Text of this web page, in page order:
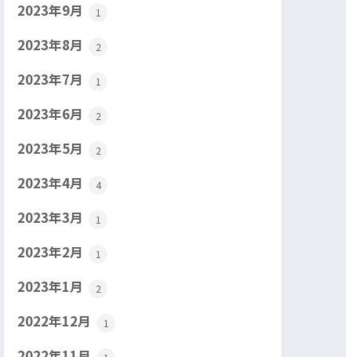
2023年9月 1
2023年8月 2
2023年7月 1
2023年6月 2
2023年5月 2
2023年4月 4
2023年3月 1
2023年2月 1
2023年1月 2
2022年12月 1